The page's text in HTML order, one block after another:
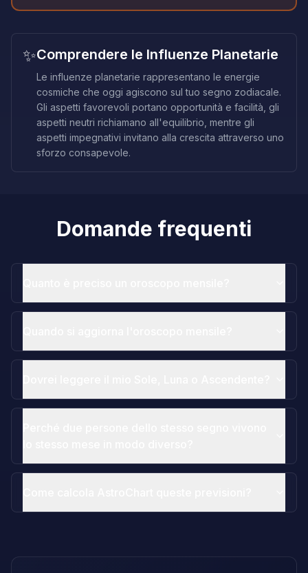
✨Comprendere le Influenze Planetarie
Le influenze planetarie rappresentano le energie
cosmiche che oggi agiscono sul tuo segno zodiacale.
Gli aspetti favorevoli portano opportunità e facilità, gli
aspetti neutri richiamano all'equilibrio, mentre gli
aspetti impegnativi invitano alla crescita attraverso uno
sforzo consapevole.
Domande frequenti